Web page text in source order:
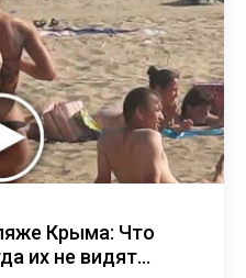
Крыма: Что
их не видят...